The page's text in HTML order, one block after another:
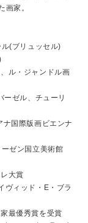
画家。
(ブリュッセル)
ル・ジャンドル画
ゼル、チューリ
国際版画ビエンナ
ゼン国立美術館
大賞
ヴィッド・E・ブラ
最優秀賞を受賞